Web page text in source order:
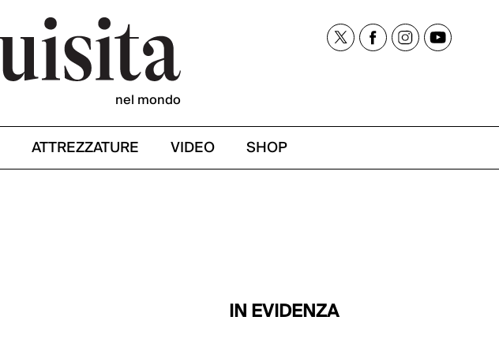
nel mondo
ATTREZZATURE VIDEO SHOP
IN EVIDENZA